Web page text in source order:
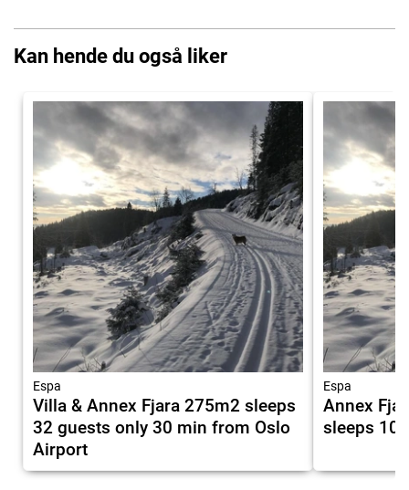
Kan hende du også liker
Espa
Villa & Annex Fjara 275m2 sleeps
32 guests only 30 min from Oslo
Airport
Espa
Annex
sleeps 10